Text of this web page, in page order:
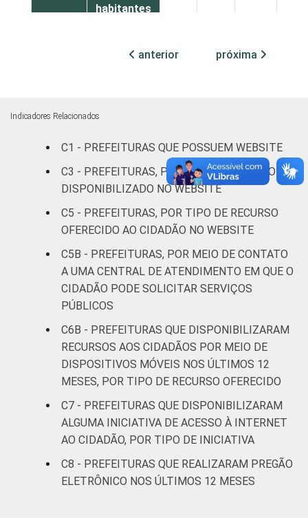
habitantes
mil até 20
mil até 50
habitantes
47 52 1
Mais de 50
mil até
habitantes
53 45 2
Mais de
100 mil
até 500
mil
habitantes
58 39 2
500 mil
habitantes
58 36 6
REGIÃO
E
Norte -
Até 5 mil
37 59 4
anterior próxima
Indicadores Relacionados
C1 - PREFEITURAS QUE POSSUEM WEBSITE
C3 - PREFEITURAS, POR TIPO DE SERVIÇO
DISPONIBILIZADO NO WEBSITE
C5 - PREFEITURAS, POR TIPO DE RECURSO
OFERECIDO AO CIDADÃO NO WEBSITE
C5B - PREFEITURAS, POR MEIO DE CONTATO
A UMA CENTRAL DE ATENDIMENTO EM QUE O
CIDADÃO PODE SOLICITAR SERVIÇOS
PÚBLICOS
C6B - PREFEITURAS QUE DISPONIBILIZARAM
RECURSOS AOS CIDADÃOS POR MEIO DE
DISPOSITIVOS MÓVEIS NOS ÚLTIMOS 12
MESES, POR TIPO DE RECURSO OFERECIDO
C7 - PREFEITURAS QUE DISPONIBILIZARAM
ALGUMA INICIATIVA DE ACESSO À INTERNET
AO CIDADÃO, POR TIPO DE INICIATIVA
C8 - PREFEITURAS QUE REALIZARAM PREGÃO
ELETRÔNICO NOS ÚLTIMOS 12 MESES